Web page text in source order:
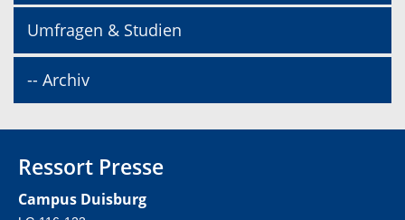
Umfragen & Studien
-- Archiv
Ressort Presse
Campus Duisburg